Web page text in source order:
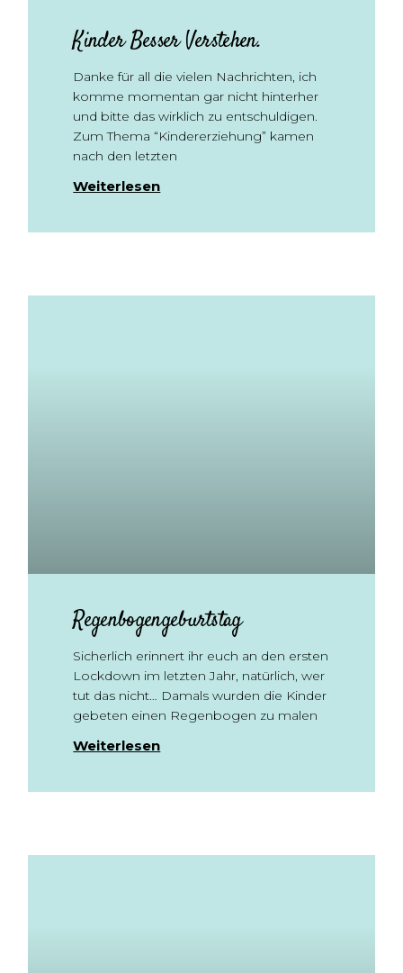
Kinder Besser Verstehen.
Danke für all die vielen Nachrichten, ich
komme momentan gar nicht hinterher
und bitte das wirklich zu entschuldigen.
Zum Thema “Kindererziehung” kamen
nach den letzten
Weiterlesen
Regenbogengeburtstag
Sicherlich erinnert ihr euch an den ersten
Lockdown im letzten Jahr, natürlich, wer
tut das nicht… Damals wurden die Kinder
gebeten einen Regenbogen zu malen
Weiterlesen